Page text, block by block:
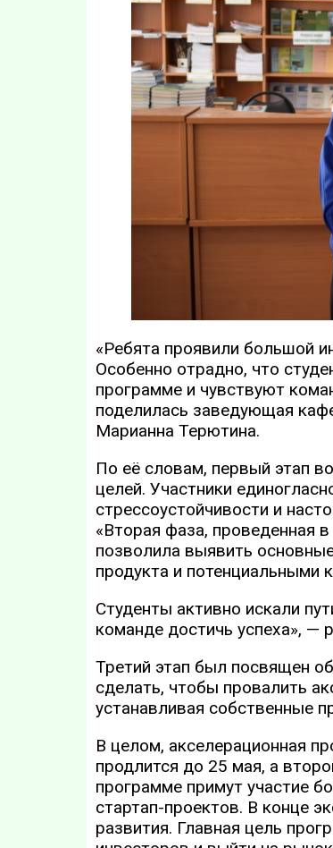
«Ребята проявили большой
Особенно отрадно, что
программе и чувствуют
поделилась заведующая
Марианна Терютина.
По её словам, первый этап
целей. Участники
стрессоустойчивости и
«Вторая фаза, проведенная
позволила выявить
продукта и потенциальными
Студенты активно искали
команде достичь успеха», —
Третий этап был посвящен
сделать, чтобы провалить
устанавливая собственные
В целом, акселерационная
продлится до 25 мая, а
программе примут участие
стартап-проектов. В конце
развития. Главная цель